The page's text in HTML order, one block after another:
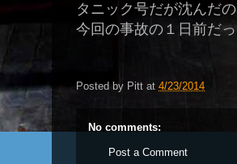
タニック号だが沈んだ
今回の事故の１日前だっ
Posted by Pitt at 4/23/2014
No comments:
Post a Comment